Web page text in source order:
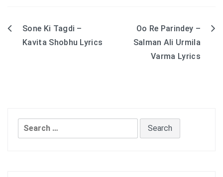
PostSone Ki Tagdi –
Kavita Shobhu Lyrics
Oo Re Parindey –
Salman Ali Urmila
Varma Lyrics
Search
for: